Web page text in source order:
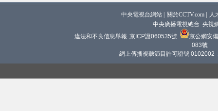
中央電視台網站 關於CCTV.com
人
中央廣播電視總台 央視
違法和不良信息舉報 京ICP證060535號
京公網安
083號
網上傳播視聽節目許可證號 0102002